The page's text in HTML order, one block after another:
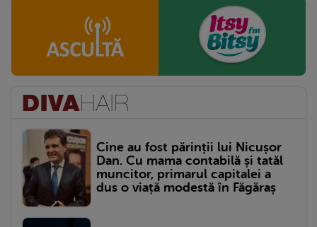
Cine au fost părinții lui Nicușor
Dan. Cu mama contabilă și tatăl
muncitor, primarul capitalei a
dus o viață modestă în Făgăraș